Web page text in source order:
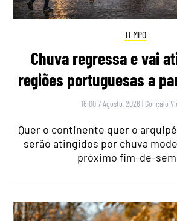
TEMPO
Chuva regressa e vai
regiões portuguesas a
16:00 7 Agosto, 2026 | Gonçalo
Quer o continente quer o
serão atingidos por chuva
próximo fim-de-